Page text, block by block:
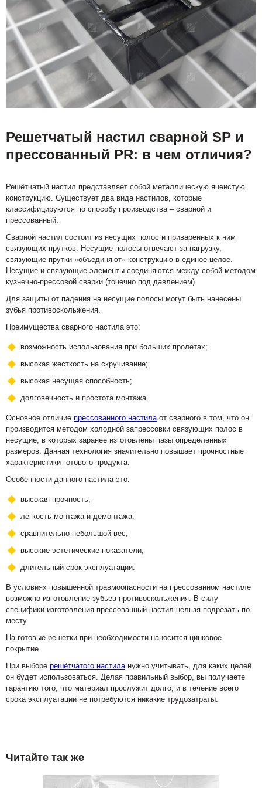
Решетчатый настил сварной SP и
пресcованный PR: в чем отличия?
Решётчатый настил представляет собой металлическую ячеистую
конструкцию. Существует два вида настилов, которые
классифицируются по способу производства – сварной и
прессованный.
Сварной настил состоит из несущих полос и приваренных к ним
связующих прутков. Несущие полосы отвечают за нагрузку,
связующие прутки «объединяют» конструкцию в единое целое.
Несущие и связующие элементы соединяются между собой методом
кузнечно-прессовой сварки (точечно под давлением).
Для защиты от падения на несущие полосы могут быть нанесены
зубья противоскольжения.
Преимущества сварного настила это:
возможность использования при больших пролетах;
высокая жесткость на скручивание;
высокая несущая способность;
долговечность и простота монтажа.
Основное отличие прессованного настилаот сварного в том, что он
производится методом холодной запрессовки связующих полос в
несущие, в которых заранее изготовлены пазы определенных
размеров. Данная технология значительно повышает прочностные
характеристики готового продукта.
Особенности данного настила это:
высокая прочность;
лёгкость монтажа и демонтажа;
сравнительно небольшой вес;
высокие эстетические показатели;
длительный срок эксплуатации.
В условиях повышенной травмоопасности на прессованном настиле
возможно изготовление зубьев противоскольжения. В силу
специфики изготовления прессованный настил нельзя подрезать по
месту.
На готовые решетки при необходимости наносится цинковое
покрытие.
При выборе решётчатого настиланужно учитывать, для каких целей
он будет использоваться. Делая правильный выбор, вы получаете
гарантию того, что материал прослужит долго, и в течение всего
срока эксплуатации не потребуются никакие трудозатраты.
Читайте так же